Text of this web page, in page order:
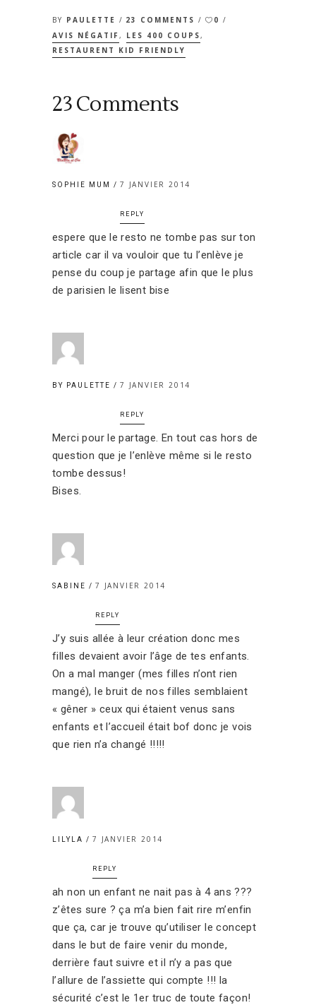
BY PAULETTE 23 COMMENTS
0
AVIS NÉGATIF , LES 400 COUPS,
RESTAURENT KID FRIENDLY
23 Comments
SOPHIE MUM 7 JANVIER 2014
REPLY
espere que le resto ne tombe pas sur ton
article car il va vouloir que tu l’enlève je
pense du coup je partage afin que le plus
de parisien le lisent bise
BY PAULETTE 7 JANVIER 2014
REPLY
Merci pour le partage. En tout cas hors de
question que je l’enlève même si le resto
tombe dessus!
Bises.
SABINE 7 JANVIER 2014
REPLY
J’y suis allée à leur création donc mes
filles devaient avoir l’âge de tes enfants.
On a mal manger (mes filles n’ont rien
mangé), le bruit de nos filles semblaient
« gêner » ceux qui étaient venus sans
enfants et l’accueil était bof donc je vois
que rien n’a changé !!!!!
LILYLA 7 JANVIER 2014
REPLY
ah non un enfant ne nait pas à 4 ans ???
z’êtes sure ? ça m’a bien fait rire m’enfin
que ça, car je trouve qu’utiliser le concept
dans le but de faire venir du monde,
derrière faut suivre et il n’y a pas que
l’allure de l’assiette qui compte !!! la
sécurité c’est le 1er truc de toute façon!